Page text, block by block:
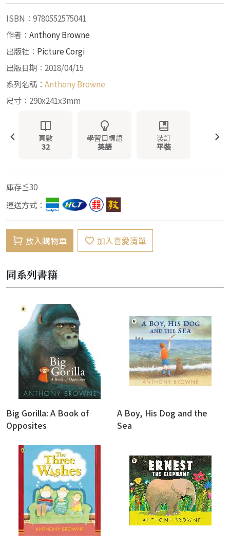
ISBN：9780552575041
作者： Anthony Browne
出版社： Picture Corgi
出版日期：2018/04/15
系列名稱： Anthony Browne
尺寸：290x241x3mm
頁數
32
學習目標語
英語
裝訂
平裝
庫存≦30
運送方式：
放入購物車 加入喜愛清單
同系列書籍
Big Gorilla: A Book of
Opposites
A Boy, His Dog and the
Sea